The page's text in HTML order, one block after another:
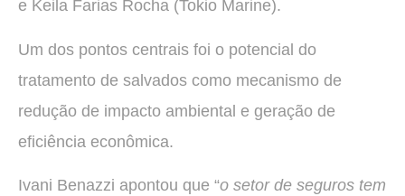
e Keila Farias Rocha (Tokio Marine).
Um dos pontos centrais foi o potencial do
tratamento de salvados como mecanismo de
redução de impacto ambiental e geração de
eficiência econômica.
Ivani Benazzi apontou que “o setor de seguros tem